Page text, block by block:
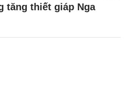
tăng thiết giáp Nga